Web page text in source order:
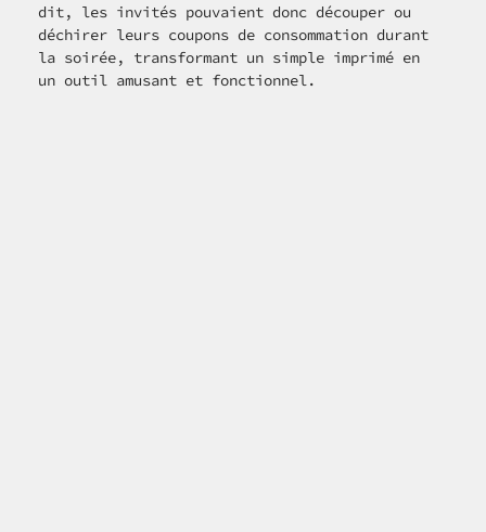
dit, les invités pouvaient donc découper ou
déchirer leurs coupons de consommation durant
la soirée, transformant un simple imprimé en
un outil amusant et fonctionnel.